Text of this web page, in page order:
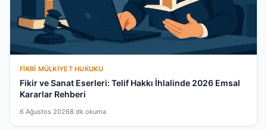
FIKRI MÜLKIYET HUKUKU
Fikir ve Sanat Eserleri: Telif Hakkı İhlalinde 2026 Emsal
Kararlar Rehberi
6 Ağustos 20268 dk okuma